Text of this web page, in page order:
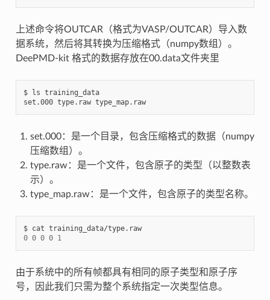
上述命令将OUTCAR（格式为VASP/OUTCAR）导入数
据系统，然后将其转换为压缩格式（numpy数组）。
DeePMD-kit 格式的数据存放在00.data文件夹里
$ ls training_data
set.000 type.raw type_map.raw
set.000：是一个目录，包含压缩格式的数据（numpy
压缩数组）。
type.raw：是一个文件，包含原子的类型（以整数表
示）。
type_map.raw：是一个文件，包含原子的类型名称。
0 0 0 0 1
由于系统中的所有帧都具有相同的原子类型和原子序
号，因此我们只需为整个系统指定一次类型信息。